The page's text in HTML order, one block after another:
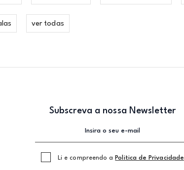
ver todas
Subscreva a nossa Newsletter
Li e compreendo a Politica de Privacidade